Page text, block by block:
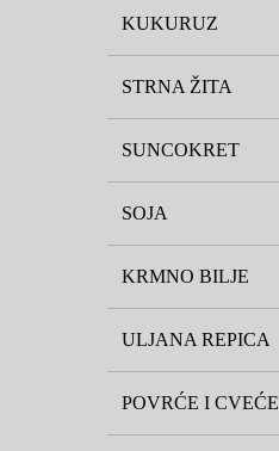
KUKURUZ
STRNA ŽITA
SUNCOKRET
SOJA
KRMNO BILJE
ULJANA REPICA
POVRĆE I CVEĆE